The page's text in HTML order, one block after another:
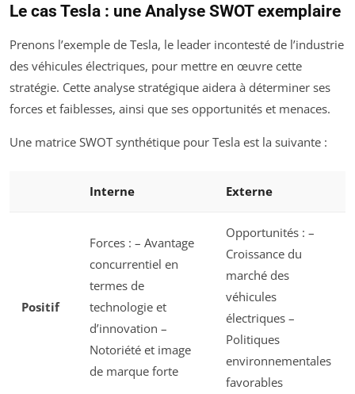
Le cas Tesla : une Analyse SWOT exemplaire
Prenons l’exemple de Tesla, le leader incontesté de l’industrie
des véhicules électriques, pour mettre en œuvre cette
stratégie. Cette analyse stratégique aidera à déterminer ses
forces et faiblesses, ainsi que ses opportunités et menaces.
Une matrice SWOT synthétique pour Tesla est la suivante :
Interne Externe
Positif
Forces : – Avantage
concurrentiel en
termes de
technologie et
d’innovation –
Notoriété et image
de marque forte
Opportunités : –
Croissance du
marché des
véhicules
électriques –
Politiques
environnementales
favorables